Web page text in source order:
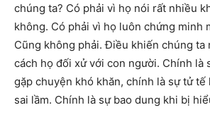
chúng ta? Có phải vì họ nói rất nhiều
không. Có phải vì họ luôn chứng minh
Cũng không phải. Điều khiến chúng ta
cách họ đối xử với con người. Chính là
gặp chuyện khó khăn, chính là sự tử
sai lầm. Chính là sự bao dung khi bị